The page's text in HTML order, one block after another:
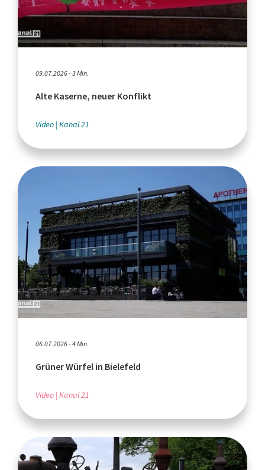
09.07.2026 - 3 Min.
Alte Kaserne, neuer Konflikt
Video Kanal 21
06.07.2026 - 4 Min.
Grüner Würfel in Bielefeld
Video Kanal 21